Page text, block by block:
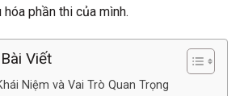
phần thi của mình.
Viết
Niệm và Vai Trò Quan Trọng